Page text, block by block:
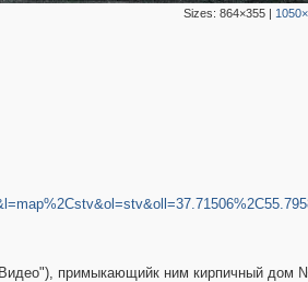
Sizes: 864×355|
примыкающийк ним кирпичный дом